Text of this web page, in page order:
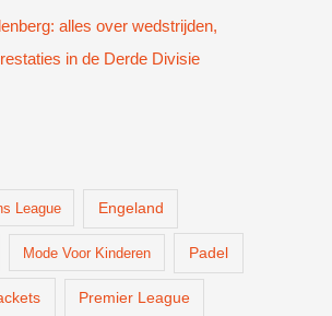
alles over wedstrijden,
in de Derde Divisie
League Engeland
Mode Voor Kinderen Padel
Premier League